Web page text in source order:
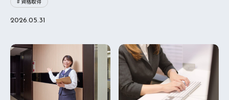
2026.05.31